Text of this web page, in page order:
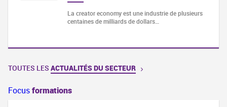
La creator economy est une industrie de plusieurs
centaines de milliards de dollars…
TOUTES LES ACTUALITÉS DU SECTEUR
Focusformations